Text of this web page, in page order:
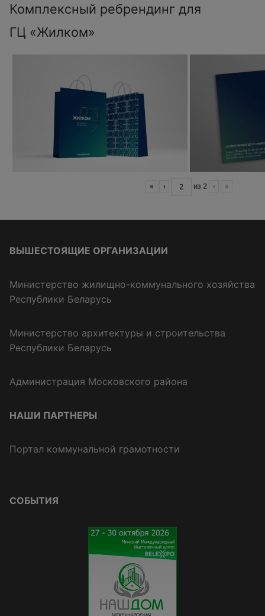
Комплексный ребрендинг для
ГЦ «Жилком»
« ‹ из 2 › »
ВЫШЕСТОЯЩИЕ ОРГАНИЗАЦИИ
Министерство жилищно-коммунального хозяйства
Республики Беларусь
Министерство архитектуры и строительства
Республики Беларусь
Администрация Московского района
НАШИ ПАРТНЕРЫ
Портал коммунальной грамотности
СОБЫТИЯ